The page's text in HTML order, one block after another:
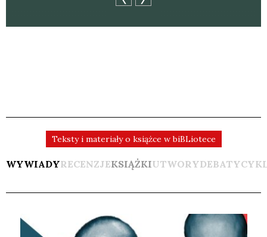
Teksty i materiały o książce w biBLiotece
WYWIADYRECENZJEKSIĄŻKIUTWORYDEBATY